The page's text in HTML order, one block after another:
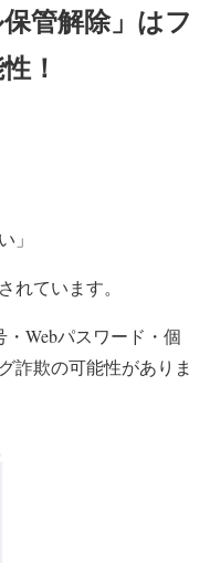
管解除」はフ
！
」
れています。
Webパスワード・個
詐欺の可能性がありま